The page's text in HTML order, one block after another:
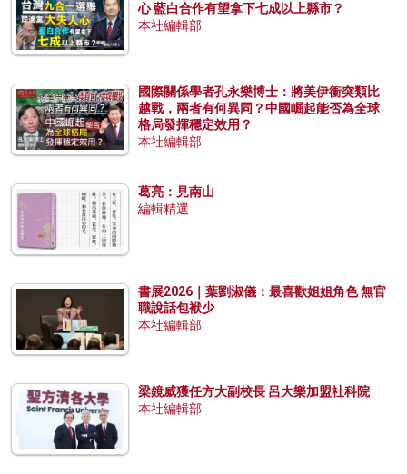
心 藍白合作有望拿下七成以上縣市？
本社編輯部
國際關係學者孔永樂博士：將美伊衝突類比
越戰，兩者有何異同？中國崛起能否為全球
格局發揮穩定效用？
本社編輯部
葛亮：見南山
編輯精選
書展2026｜葉劉淑儀：最喜歡姐姐角色 無官
職說話包袱少
本社編輯部
梁鏡威獲任方大副校長 呂大樂加盟社科院
本社編輯部